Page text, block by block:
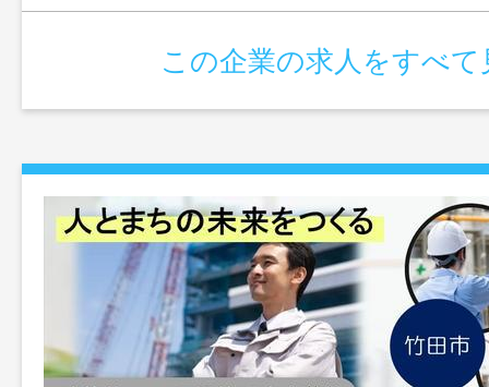
この企業の求人をすべて